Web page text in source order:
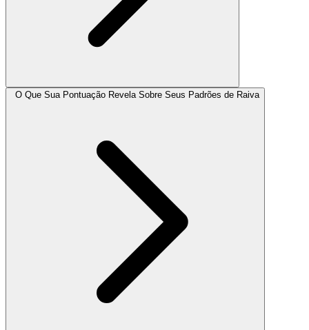
O Que Sua Pontuação Revela Sobre Seus Padrões de Raiva